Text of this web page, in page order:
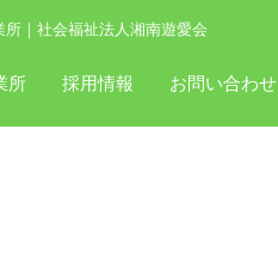
｜社会福祉法人湘南遊愛会
所 採用情報 お問い合わせ